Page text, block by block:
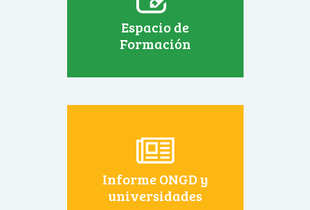
Espacio de
Formación
Informe ONGD y
universidades